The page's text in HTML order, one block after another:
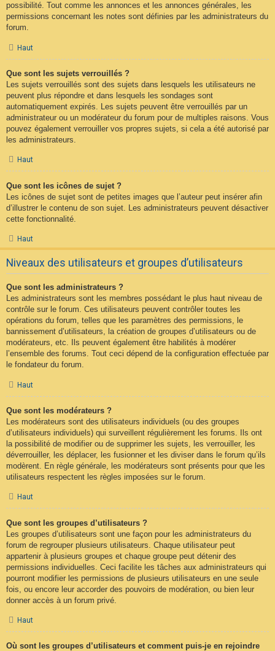
possibilité. Tout comme les annonces et les annonces générales, les
permissions concernant les notes sont définies par les administrateurs du
forum.
Haut
Que sont les sujets verrouillés ?
Les sujets verrouillés sont des sujets dans lesquels les utilisateurs ne
peuvent plus répondre et dans lesquels les sondages sont
automatiquement expirés. Les sujets peuvent être verrouillés par un
administrateur ou un modérateur du forum pour de multiples raisons. Vous
pouvez également verrouiller vos propres sujets, si cela a été autorisé par
les administrateurs.
Haut
Que sont les icônes de sujet ?
Les icônes de sujet sont de petites images que l’auteur peut insérer afin
d’illustrer le contenu de son sujet. Les administrateurs peuvent désactiver
cette fonctionnalité.
Haut
Niveaux des utilisateurs et groupes d’utilisateurs
Que sont les administrateurs ?
Les administrateurs sont les membres possédant le plus haut niveau de
contrôle sur le forum. Ces utilisateurs peuvent contrôler toutes les
opérations du forum, telles que les paramètres des permissions, le
bannissement d’utilisateurs, la création de groupes d’utilisateurs ou de
modérateurs, etc. Ils peuvent également être habilités à modérer
l’ensemble des forums. Tout ceci dépend de la configuration effectuée par
le fondateur du forum.
Haut
Que sont les modérateurs ?
Les modérateurs sont des utilisateurs individuels (ou des groupes
d’utilisateurs individuels) qui surveillent régulièrement les forums. Ils ont
la possibilité de modifier ou de supprimer les sujets, les verrouiller, les
déverrouiller, les déplacer, les fusionner et les diviser dans le forum qu’ils
modèrent. En règle générale, les modérateurs sont présents pour que les
utilisateurs respectent les règles imposées sur le forum.
Haut
Que sont les groupes d’utilisateurs ?
Les groupes d’utilisateurs sont une façon pour les administrateurs du
forum de regrouper plusieurs utilisateurs. Chaque utilisateur peut
appartenir à plusieurs groupes et chaque groupe peut détenir des
permissions individuelles. Ceci facilite les tâches aux administrateurs qui
pourront modifier les permissions de plusieurs utilisateurs en une seule
fois, ou encore leur accorder des pouvoirs de modération, ou bien leur
donner accès à un forum privé.
Haut
Où sont les groupes d’utilisateurs et comment puis-je en rejoindre